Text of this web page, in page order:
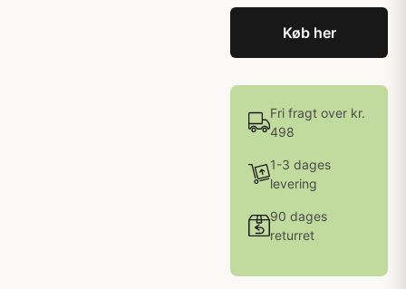
Køb her
Fri fragt over kr.
498
1-3 dages
levering
90 dages
returret